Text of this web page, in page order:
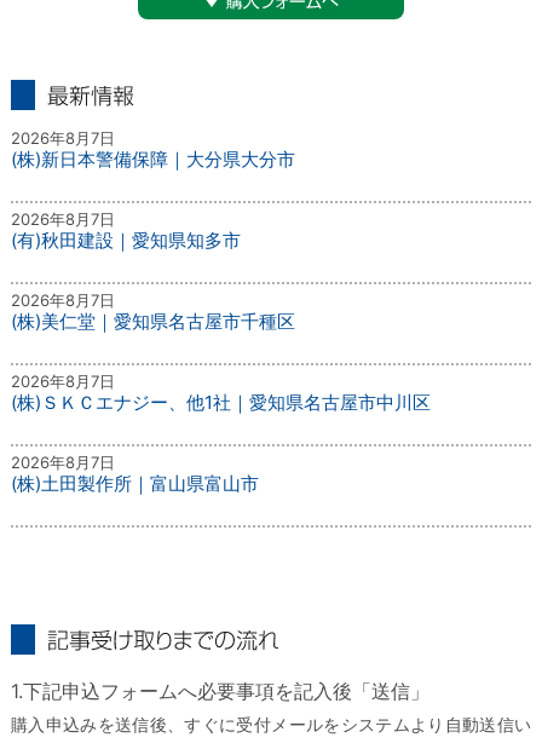
2026年8月7日
(株)新日本警備保障｜大分県大分市
2026年8月7日
(有)秋田建設｜愛知県知多市
2026年8月7日
(株)美仁堂｜愛知県名古屋市千種区
2026年8月7日
(株)ＳＫＣエナジー、他1社｜愛知県名古屋市中川区
2026年8月7日
(株)土田製作所｜富山県富山市
1.下記申込フォームへ必要事項を記入後「送信」
購入申込みを送信後、すぐに受付メールをシステムより自動送信い